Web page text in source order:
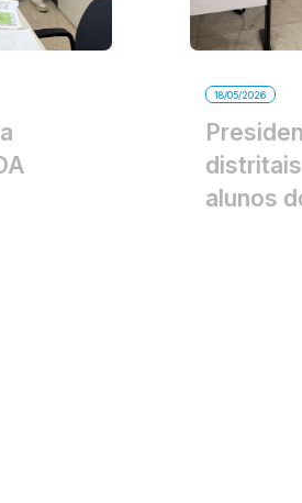
dos Comitês
ministram aula para
alunos do ProfÁgua.